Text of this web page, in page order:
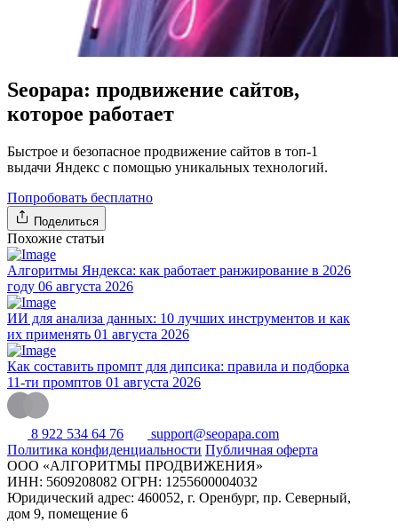
Seopapa: продвижение сайтов,
которое работает
Быстрое и безопасное продвижение сайтов в топ-1
выдачи Яндекс с помощью уникальных технологий.
Попробовать бесплатно
Поделиться
Похожие статьи
Алгоритмы Яндекса: как работает ранжирование в 2026
году 06 августа 2026
ИИ для анализа данных: 10 лучших инструментов и как
их применять 01 августа 2026
Как составить промпт для дипсика: правила и подборка
11-ти промптов 01 августа 2026
8 922 534 64 76
support@seopapa.com
Политика конфиденциальности Публичная оферта
ООО «АЛГОРИТМЫ ПРОДВИЖЕНИЯ»
ИНН: 5609208082 ОГРН: 1255600004032
Юридический адрес: 460052, г. Оренбург, пр. Северный,
дом 9, помещение 6